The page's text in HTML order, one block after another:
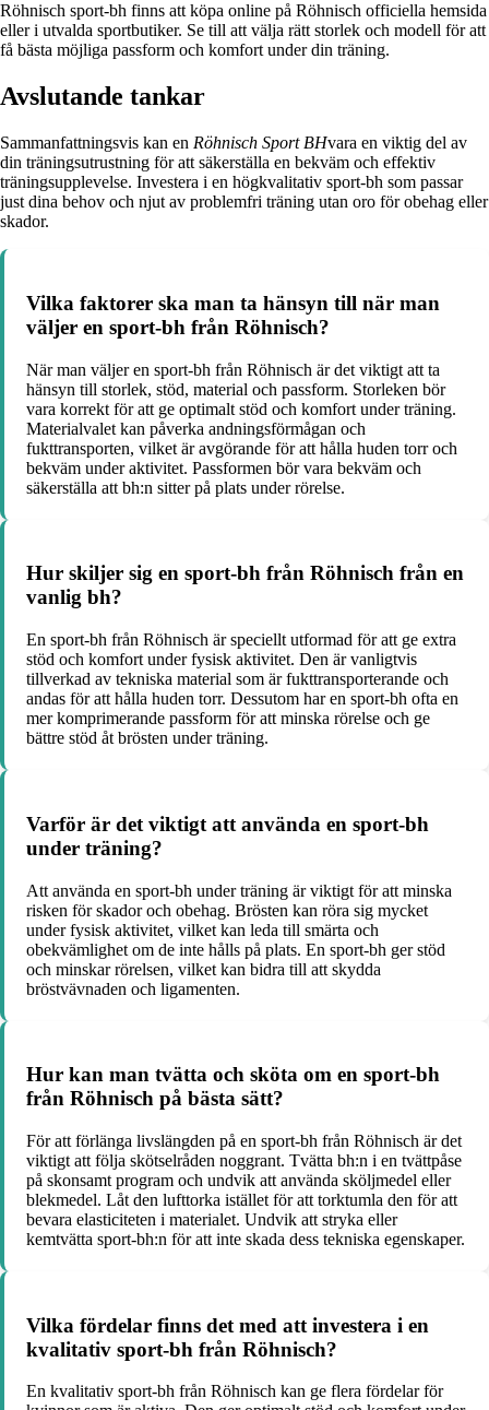
Röhnisch sport-bh finns att köpa online på Röhnisch officiella hemsida
eller i utvalda sportbutiker. Se till att välja rätt storlek och modell för att
få bästa möjliga passform och komfort under din träning.
Avslutande tankar
Sammanfattningsvis kan en Röhnisch Sport BHvara en viktig del av
din träningsutrustning för att säkerställa en bekväm och effektiv
träningsupplevelse. Investera i en högkvalitativ sport-bh som passar
just dina behov och njut av problemfri träning utan oro för obehag eller
skador.
Vilka faktorer ska man ta hänsyn till när man
väljer en sport-bh från Röhnisch?
När man väljer en sport-bh från Röhnisch är det viktigt att ta
hänsyn till storlek, stöd, material och passform. Storleken bör
vara korrekt för att ge optimalt stöd och komfort under träning.
Materialvalet kan påverka andningsförmågan och
fukttransporten, vilket är avgörande för att hålla huden torr och
bekväm under aktivitet. Passformen bör vara bekväm och
säkerställa att bh:n sitter på plats under rörelse.
Hur skiljer sig en sport-bh från Röhnisch från en
vanlig bh?
En sport-bh från Röhnisch är speciellt utformad för att ge extra
stöd och komfort under fysisk aktivitet. Den är vanligtvis
tillverkad av tekniska material som är fukttransporterande och
andas för att hålla huden torr. Dessutom har en sport-bh ofta en
mer komprimerande passform för att minska rörelse och ge
bättre stöd åt brösten under träning.
Varför är det viktigt att använda en sport-bh
under träning?
Att använda en sport-bh under träning är viktigt för att minska
risken för skador och obehag. Brösten kan röra sig mycket
under fysisk aktivitet, vilket kan leda till smärta och
obekvämlighet om de inte hålls på plats. En sport-bh ger stöd
och minskar rörelsen, vilket kan bidra till att skydda
bröstvävnaden och ligamenten.
Hur kan man tvätta och sköta om en sport-bh
från Röhnisch på bästa sätt?
För att förlänga livslängden på en sport-bh från Röhnisch är det
viktigt att följa skötselråden noggrant. Tvätta bh:n i en tvättpåse
på skonsamt program och undvik att använda sköljmedel eller
blekmedel. Låt den lufttorka istället för att torktumla den för att
bevara elasticiteten i materialet. Undvik att stryka eller
kemtvätta sport-bh:n för att inte skada dess tekniska egenskaper.
Vilka fördelar finns det med att investera i en
kvalitativ sport-bh från Röhnisch?
En kvalitativ sport-bh från Röhnisch kan ge flera fördelar för